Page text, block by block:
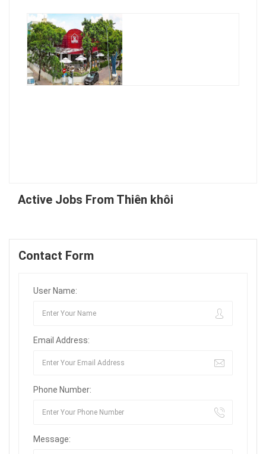
Active Jobs From Thiên khôi
Contact Form
User Name:
Email Address:
Phone Number:
Message: